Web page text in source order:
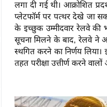
लगा दी गई थी। आक्रोशित
प्लेटफॉर्म पर पत्थर देखे जा
के इच्छुक उम्मीदवार रेलवे की
सूचना मिलने के बाद, रेलवे ने
स्थगित करने का निर्णय लिया।
तहत परीक्षा उत्तीर्ण करने